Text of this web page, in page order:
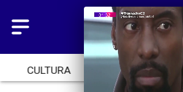
CULTURA TENDENCIAS